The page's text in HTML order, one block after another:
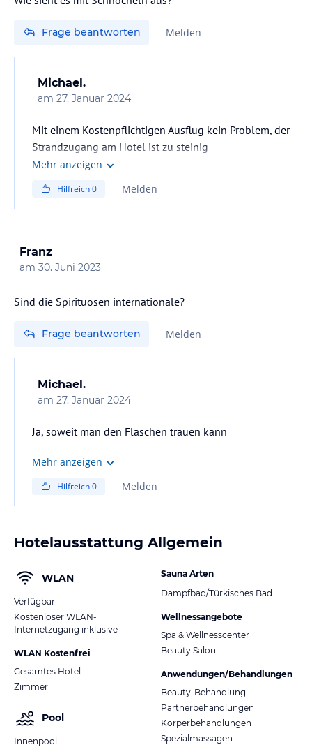
Frage beantworten Melden
Michael.
am 27. Januar 2024
Mit einem Kostenpflichtigen Ausflug kein Problem, der
Strandzugang am Hotel ist zu steinig
Mehr anzeigen
Hilfreich0 Melden
Franz
am 30. Juni 2023
Sind die Spirituosen internationale?
Frage beantworten Melden
Michael.
am 27. Januar 2024
Ja, soweit man den Flaschen trauen kann
Mehr anzeigen
Hilfreich0 Melden
Hotelausstattung Allgemein
WLAN
Verfügbar
Kostenloser WLAN-
Internetzugang inklusive
WLAN Kostenfrei
Gesamtes Hotel
Zimmer
Pool
Innenpool
Sauna Arten
Dampfbad/Türkisches Bad
Wellnessangebote
Spa & Wellnesscenter
Beauty Salon
Anwendungen/Behandlungen
Beauty-Behandlung
Partnerbehandlungen
Körperbehandlungen
Spezialmassagen